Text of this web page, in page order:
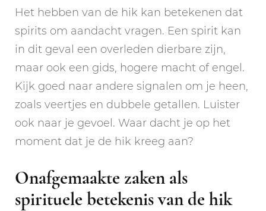
Het hebben van de hik kan betekenen dat
spirits om aandacht vragen. Een spirit kan
in dit geval een overleden dierbare zijn,
maar ook een gids, hogere macht of engel.
Kijk goed naar andere signalen om je heen,
zoals veertjes en dubbele getallen. Luister
ook naar je gevoel. Waar dacht je op het
moment dat je de hik kreeg aan?
Onafgemaakte zaken als
spirituele betekenis van de hik